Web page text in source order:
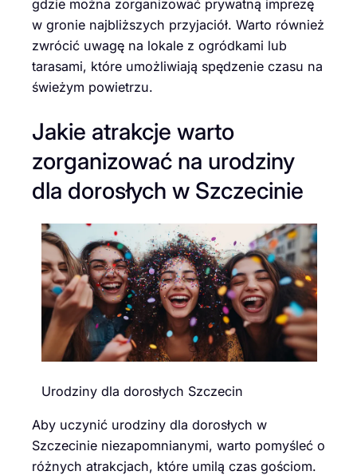
gdzie można zorganizować prywatną imprezę
w gronie najbliższych przyjaciół. Warto również
zwrócić uwagę na lokale z ogródkami lub
tarasami, które umożliwiają spędzenie czasu na
świeżym powietrzu.
Jakie atrakcje warto
zorganizować na urodziny
dla dorosłych w Szczecinie
Urodziny dla dorosłych Szczecin
Aby uczynić urodziny dla dorosłych w
Szczecinie niezapomnianymi, warto pomyśleć o
różnych atrakcjach, które umilą czas gościom.